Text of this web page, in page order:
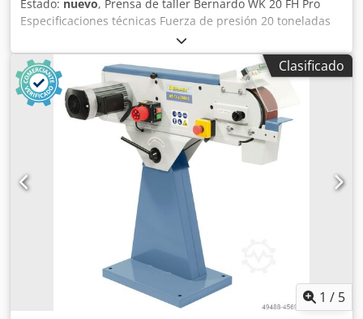
Estado: nuevo, Prensa de taller Bernardo WK 20 FH Pro
Especificaciones técnicas Fuerza de presión 20 toneladas
Carrera del pistón 185 mm Ancho de la mesa 170 mm
Distancia entre columnas (E) 510 mm Distancia entre
columnas (F) 130 mm Distancia cilindro - mesa (F1) 40 mm
Csdpfx Aed Du T Reqqerf Distancia cilindro - mesa (F2) 965
mm Desplazamiento del cilindro (M) 175 mm Ancho (A) 730
mm Profundidad (B) 560 mm Altura 1 (C) 1525 mm Altura 2
(D) 1630 mm Peso aprox. 112 kg Características • Cilindro
de presión desplazable hacia la izquierda y hacia la
derecha de serie • Para alinear, prensar, doblar y montar
engranajes, discos, etc. • Pedal y bomba hidráulica manual
para el avance del pistón de serie • Prisma de apoyo para
alinear ejes de serie • Retracción automática del pistón
mediante muelle de retorno integrado de serie • Mesa de
prensa de altura ajustable con pasador de bloqueo •
Manómetro de gran tamaño para la lectura de la fuerza de
presión • Incluye bomba hidráulica de dos etapas •
Construcción robusta gracias al marco de acero soldado
Clasificado
1 / 5